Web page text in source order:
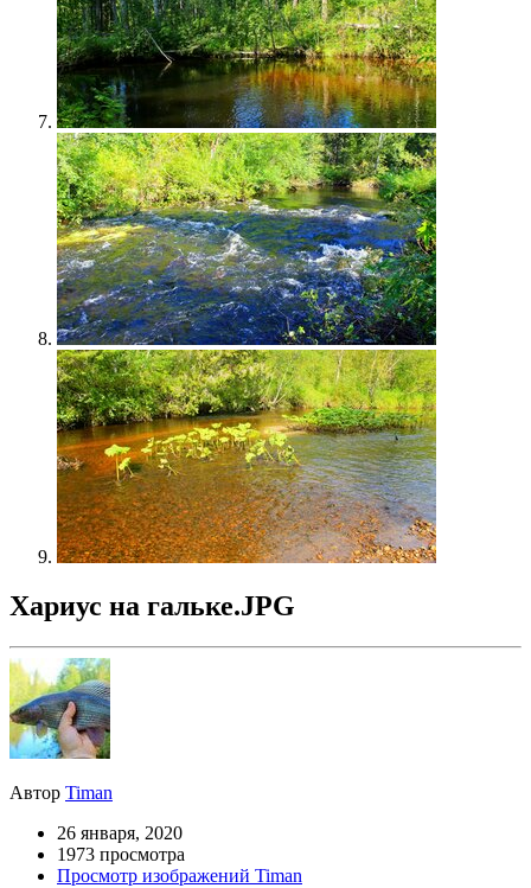
Хариус на гальке.JPG
Автор Timan
26 января, 2020
1973 просмотра
Просмотр изображений Timan